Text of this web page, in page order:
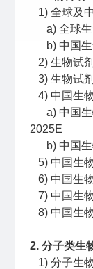
1) 全球及
a) 全球生
b) 中国生
2) 生物试
3) 生物试
4) 中国生
a) 中国生
2025E
b) 中国生
5) 中国生
6) 中国生
7) 中国生
8) 中国生
2. 分子类生
1) 分子生